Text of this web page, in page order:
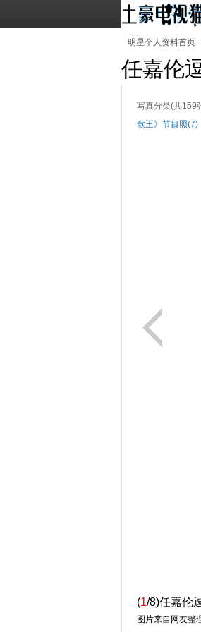
明星个人资料首页
任嘉伦
写真分类(共159
歌王》节目照(7)
(1/8)任嘉伦
图片来自网友整